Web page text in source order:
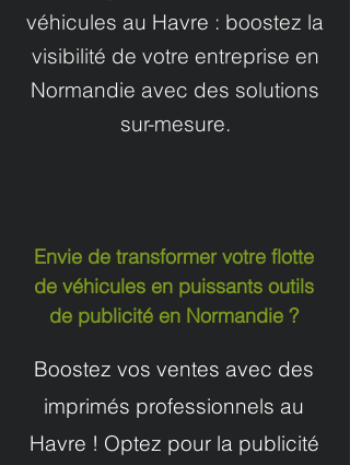
véhicules au Havre : boostez la
visibilité de votre entreprise en
Normandie avec des solutions
sur-mesure.
Envie de transformer votre flotte
de véhicules en puissants outils
de publicité en Normandie ?
Boostez vos ventes avec des
imprimés professionnels au
Havre ! Optez pour la publicité